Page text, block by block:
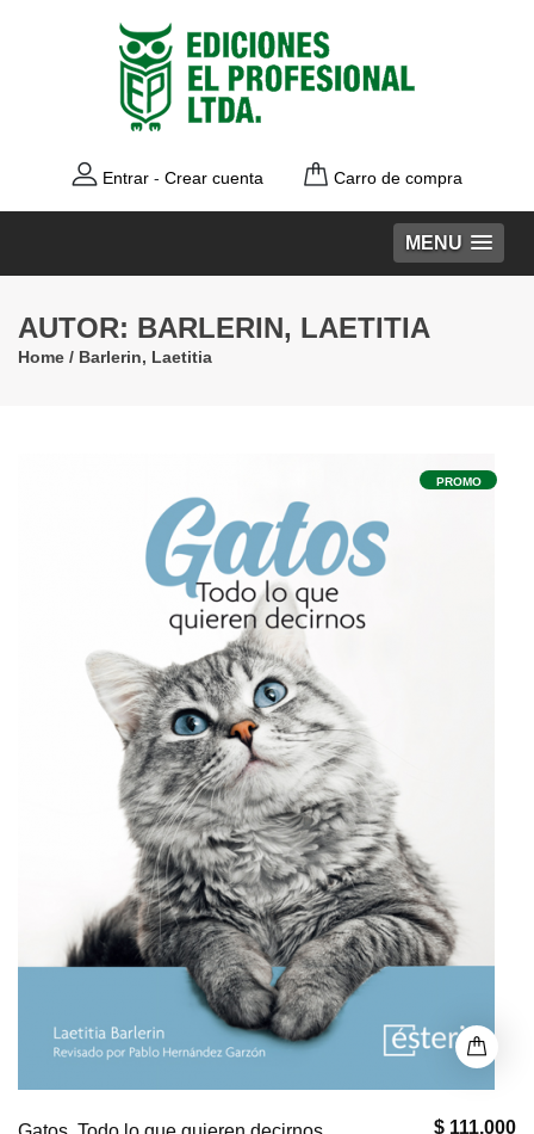
Entrar - Crear cuenta Carro de compra
MENU
AUTOR: BARLERIN, LAETITIA
Home / Barlerin, Laetitia
PROMO
$ 111,000